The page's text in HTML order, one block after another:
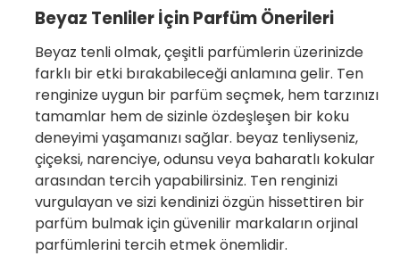
Beyaz Tenliler İçin Parfüm Önerileri
Beyaz tenli olmak, çeşitli parfümlerin üzerinizde
farklı bir etki bırakabileceği anlamına gelir. Ten
renginize uygun bir parfüm seçmek, hem tarzınızı
tamamlar hem de sizinle özdeşleşen bir koku
deneyimi yaşamanızı sağlar. beyaz tenliyseniz,
çiçeksi, narenciye, odunsu veya baharatlı kokular
arasından tercih yapabilirsiniz. Ten renginizi
vurgulayan ve sizi kendinizi özgün hissettiren bir
parfüm bulmak için güvenilir markaların orjinal
parfümlerini tercih etmek önemlidir.